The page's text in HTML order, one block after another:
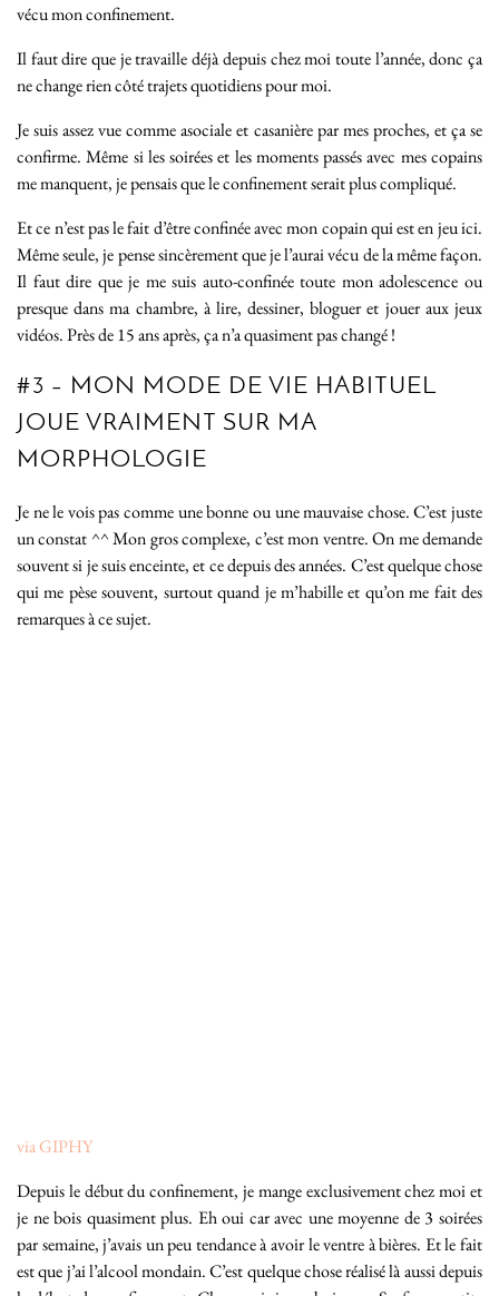
vécu mon confinement.
Il faut dire que je travaille déjà depuis chez moi toute l’année, donc ça
ne change rien côté trajets quotidiens pour moi.
Je suis assez vue comme asociale et casanière par mes proches, et ça se
confirme. Même si les soirées et les moments passés avec mes copains
me manquent, je pensais que le confinement serait plus compliqué.
Et ce n’est pas le fait d’être confinée avec mon copain qui est en jeu ici.
Même seule, je pense sincèrement que je l’aurai vécu de la même façon.
Il faut dire que je me suis auto-confinée toute mon adolescence ou
presque dans ma chambre, à lire, dessiner, bloguer et jouer aux jeux
vidéos. Près de 15 ans après, ça n’a quasiment pas changé !
#3 – MON MODE DE VIE HABITUEL
JOUE VRAIMENT SUR MA
MORPHOLOGIE
Je ne le vois pas comme une bonne ou une mauvaise chose. C’est juste
un constat ^^ Mon gros complexe, c’est mon ventre. On me demande
souvent si je suis enceinte, et ce depuis des années. C’est quelque chose
qui me pèse souvent, surtout quand je m’habille et qu’on me fait des
remarques à ce sujet.
via GIPHY
Depuis le début du confinement, je mange exclusivement chez moi et
je ne bois quasiment plus. Eh oui car avec une moyenne de 3 soirées
par semaine, j’avais un peu tendance à avoir le ventre à bières. Et le fait
est que j’ai l’alcool mondain. C’est quelque chose réalisé là aussi depuis